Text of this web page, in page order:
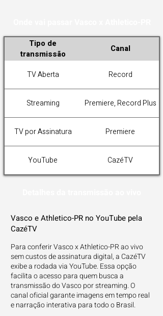
Tipo de
transmissão
Canal
TV Aberta Record
Streaming Premiere, Record Plus
TV por Assinatura Premiere
YouTube CazéTV
Vasco e Athletico-PR no YouTube pela
CazéTV
Para conferir Vasco x Athletico-PR ao vivo
sem custos de assinatura digital, a CazéTV
exibe a rodada via YouTube. Essa opção
facilita o acesso para quem busca a
transmissão do Vasco por streaming. O
canal oficial garante imagens em tempo real
e narração interativa para todo o Brasil.